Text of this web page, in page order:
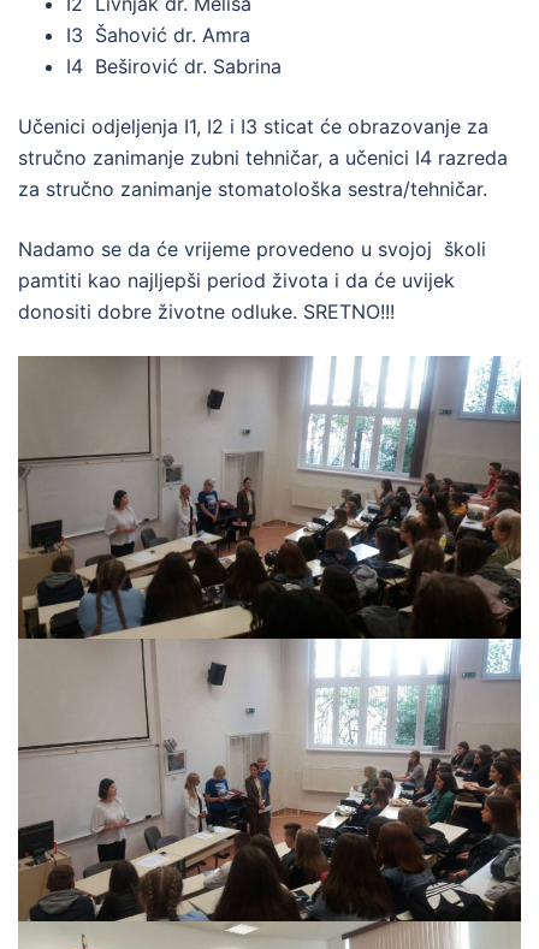
I3 Šahović dr. Amra
I4 Beširović dr. Sabrina
Učenici odjeljenja I1, I2 i I3 sticat će obrazovanje za
stručno zanimanje zubni tehničar, a učenici I4 razreda
za stručno zanimanje stomatološka sestra/tehničar.
Nadamo se da će vrijeme provedeno u svojoj školi
pamtiti kao najljepši period života i da će uvijek
donositi dobre životne odluke. SRETNO!!!